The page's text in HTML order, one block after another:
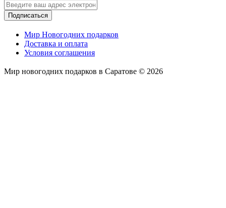
Подписаться
Мир Новогодних подарков
Доставка и оплата
Условия соглашения
Мир новогодних подарков в Саратове © 2026